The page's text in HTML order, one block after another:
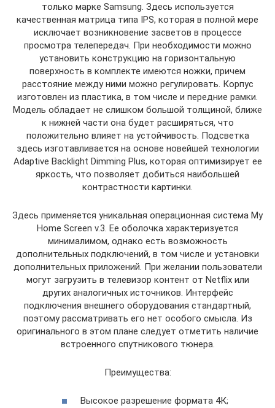
только марке Samsung. Здесь используется
качественная матрица типа IPS, которая в полной мере
исключает возникновение засветов в процессе
просмотра телепередач. При необходимости можно
установить конструкцию на горизонтальную
поверхность в комплекте имеются ножки, причем
расстояние между ними можно регулировать. Корпус
изготовлен из пластика, в том числе и передние рамки.
Модель обладает не слишком большой толщиной, ближе
к нижней части она будет расширяться, что
положительно влияет на устойчивость. Подсветка
здесь изготавливается на основе новейшей технологии
Adaptive Backlight Dimming Plus, которая оптимизирует ее
яркость, что позволяет добиться наибольшей
контрастности картинки.
Здесь применяется уникальная операционная система My
Home Screen v.3. Ее оболочка характеризуется
минималимом, однако есть возможность
дополнительных подключений, в том числе и установки
дополнительных приложений. При желании пользователи
могут загрузить в телевизор контент от Netflix или
других аналогичных источников. Интерфейс
подключения внешнего оборудования стандартный,
поэтому рассматривать его нет особого смысла. Из
оригинального в этом плане следует отметить наличие
встроенного спутникового тюнера.
Преимущества:
Высокое разрешение формата 4К;